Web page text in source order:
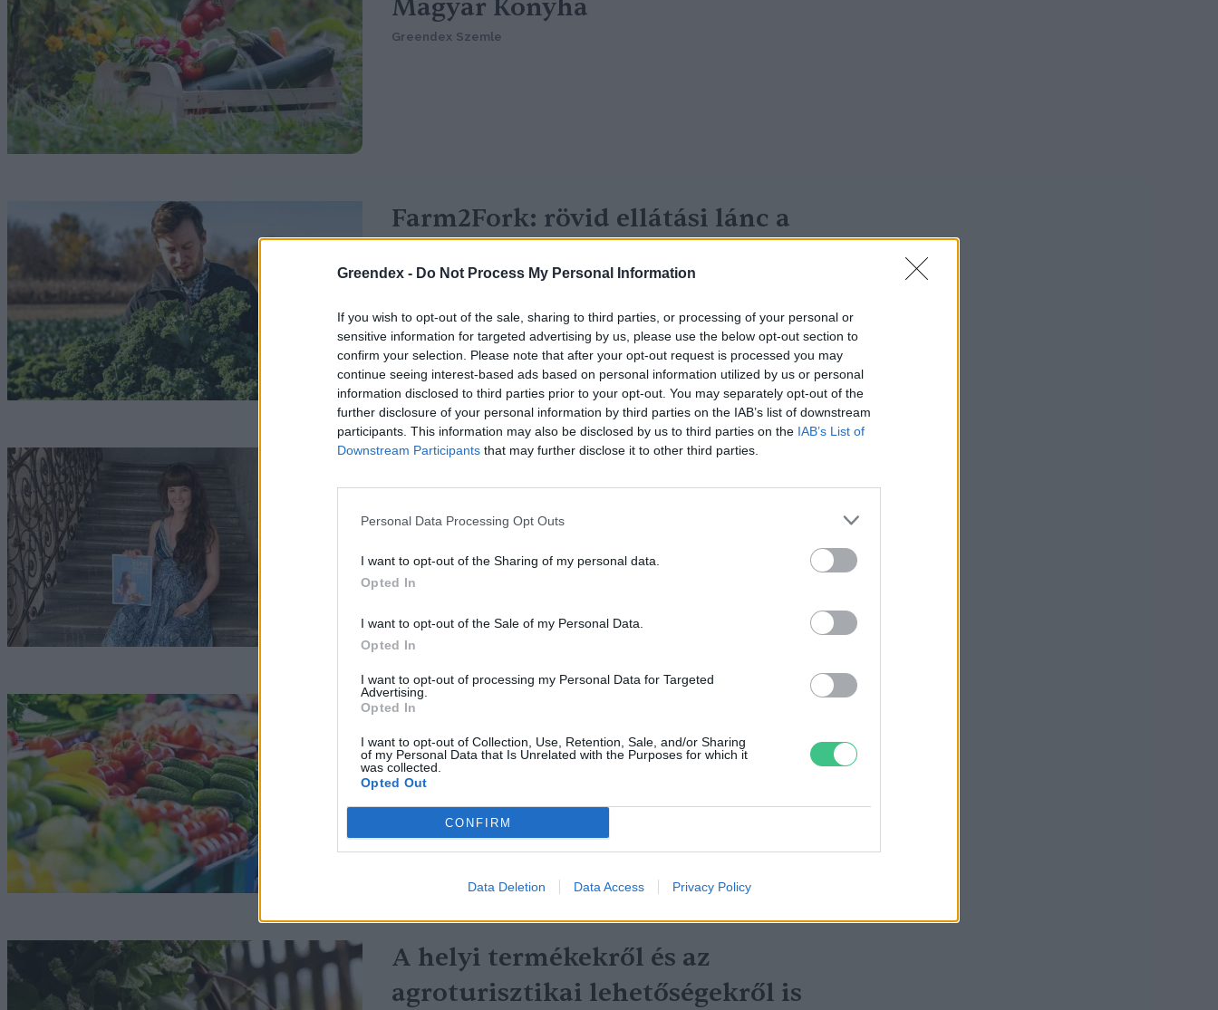
Greendex - Do Not Process My Personal Information
If you wish to opt-out of the sale, sharing to third parties, or processing of your personal or
sensitive information for targeted advertising by us, please use the below opt-out section to
confirm your selection. Please note that after your opt-out request is processed you may
continue seeing interest-based ads based on personal information utilized by us or personal
information disclosed to third parties prior to your opt-out. You may separately opt-out of the
further disclosure of your personal information by third parties on the IAB’s list of downstream
participants. This information may also be disclosed by us to third parties on the IAB’s List of
Downstream Participants that may further disclose it to other third parties.
Personal Data Processing Opt Outs
I want to opt-out of the Sharing of my personal data.
Opted In
I want to opt-out of the Sale of my Personal Data.
Opted In
I want to opt-out of processing my Personal Data for Targeted
Advertising.
Opted In
I want to opt-out of Collection, Use, Retention, Sale, and/or Sharing
of my Personal Data that Is Unrelated with the Purposes for which it
was collected.
Opted Out
CONFIRM
Data Deletion Data Access Privacy Policy
Magyar Konyha
Greendex Szemle
Farm2Fork: rövid ellátási lánc a
Kocsis Dóra: „A zero waste
is” – Podcast
Novák Zsombor
Reneszánszukat élik a termelői
piacok
Greendex Szemle
A helyi termékekről és az
agroturisztikai lehetőségekről is